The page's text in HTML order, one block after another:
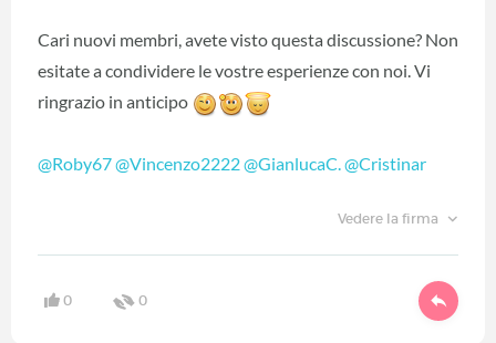
Cari nuovi membri, avete visto questa discussione? Non
esitate a condividere le vostre esperienze con noi. Vi
ringrazio in anticipo
@Roby67@Vincenzo2222@GianlucaC.@Cristinar
Vedere la firma
0 0